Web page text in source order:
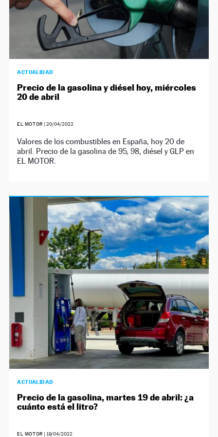
ACTUALIDAD
Precio de la gasolina y diésel hoy, miércoles
20 de abril
EL MOTOR | 20/04/2022
Valores de los combustibles en España, hoy 20 de
abril. Precio de la gasolina de 95, 98, diésel y GLP en
EL MOTOR.
ACTUALIDAD
Precio de la gasolina, martes 19 de abril: ¿a
cuánto está el litro?
EL MOTOR | 19/04/2022